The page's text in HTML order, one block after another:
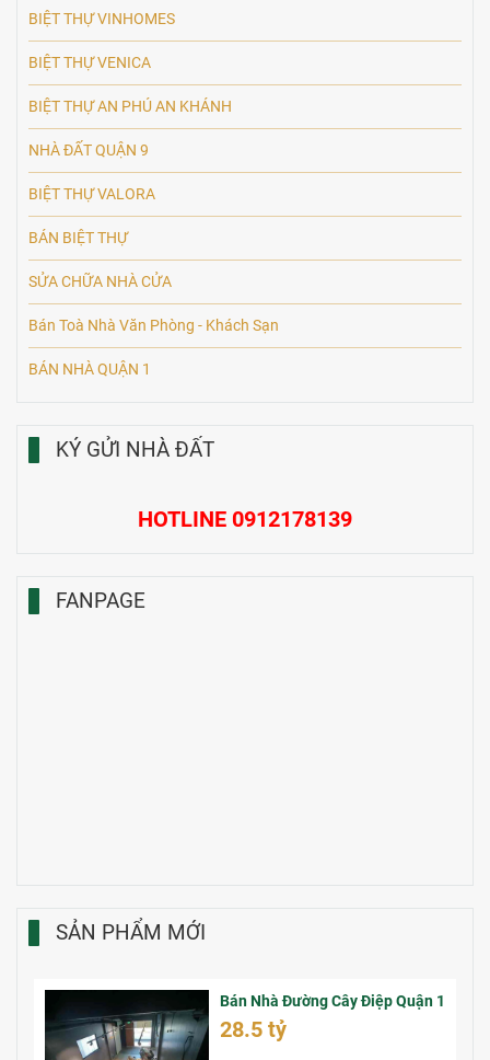
BIỆT THỰ VINHOMES
BIỆT THỰ VENICA
BIỆT THỰ AN PHÚ AN KHÁNH
NHÀ ĐẤT QUẬN 9
BIỆT THỰ VALORA
BÁN BIỆT THỰ
SỬA CHỮA NHÀ CỬA
Bán Toà Nhà Văn Phòng - Khách Sạn
BÁN NHÀ QUẬN 1
KÝ GỬI NHÀ ĐẤT
HOTLINE 0912178139
FANPAGE
SẢN PHẨM MỚI
Bán Nhà Đường Cây Điệp Quận 1
28.5 tỷ